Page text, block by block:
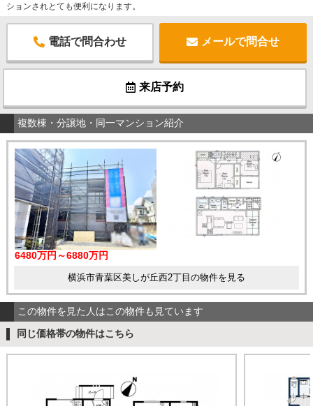
ションされとても便利になります。
電話で問合わせ メールで問合せ
来店予約
複数棟・分譲地・同一マンション紹介
6480万円～6880万円
横浜市青葉区美しが丘西2丁目の物件を見る
この物件を見た人はこの物件も見ています
同じ価格帯の物件はこちら